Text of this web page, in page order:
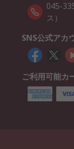
045-
ス）
SNS公式アカ
ご利用可能カ